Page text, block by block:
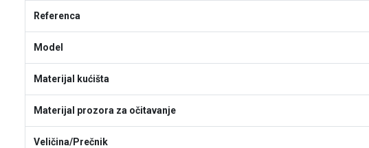
Referenca
Model
Materijal kućišta
Materijal prozora za očitavanje
Veličina/Prečnik